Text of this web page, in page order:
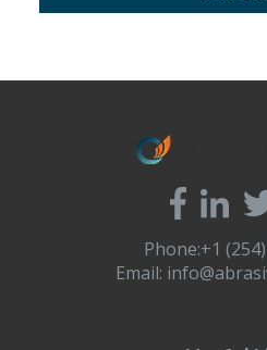
Phone:+1
Email: